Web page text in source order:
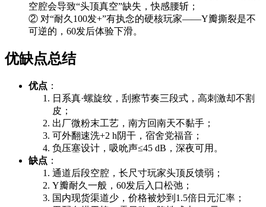
空腔会导致“头顶真空”缺失，快感腰斩；
② 对“耐久100发+”有执念的硬核玩家——Y瓣撕裂是不
可逆的，60发后体验下滑。
优缺点总结
优点 ：
日系真·螺旋纹，刮擦节奏三段式，高刺激却不割
皮；
出厂微粉末工艺，南方回南天不黏手；
可外翻速洗+2 h阴干，宿舍党福音；
负压塞设计，吸吮声≤45 dB，深夜可用。
缺点 ：
通道后段空腔，长尺寸玩家头顶反馈弱；
Y瓣耐久一般，60发后入口松弛；
国内现货渠道少，价格被炒到1.5倍日元汇率；